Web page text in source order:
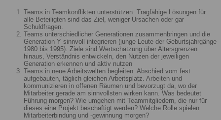
Teams in Teamkonflikten unterstützen. Tragfähige Lösungen für
alle Beteiligten sind das Ziel, weniger Ursachen oder gar
Schuldfragen.
Teams unterschiedlicher Generationen zusammenbringen und die
Generation Y sinnvoll integrieren (junge Leute der Geburtsjahrgänge
1980 bis 1995). Ziele sind Wertschätzung über Altersgrenzen
hinaus, Verständnis entwickeln, den Nutzen der jeweiligen
Generation erkennen und aktiv nutzen
Teams in neue Arbeitswelten begleiten. Abschied vom fest
aufgebauten, täglich gleichen Arbeitsplatz. Arbeiten und
kommunizieren in offenen Räumen und bevorzugt da, wo der
Mitarbeiter gerade am sinnvollsten wirken kann. Was bedeutet
Führung morgen? Wie umgehen mit Teammitgliedern, die nur für
dieses eine Projekt beschäftigt werden? Welche Rolle spielen
Mitarbeiterbindung und -gewinnung morgen?